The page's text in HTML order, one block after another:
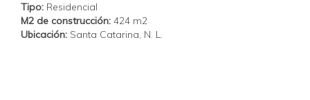
Tipo: Residencial
M2 de construcción: 424 m2
Ubicación: Santa Catarina, N. L.